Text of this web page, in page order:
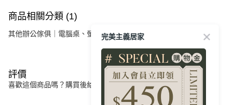
商品相關分類 (1)
其他辦公傢俱｜電腦桌、螢幕架、辦公收納 電腦椅．辦公椅
評價
喜歡這個商品嗎？購買後給他一個好評吧
完美主義居家